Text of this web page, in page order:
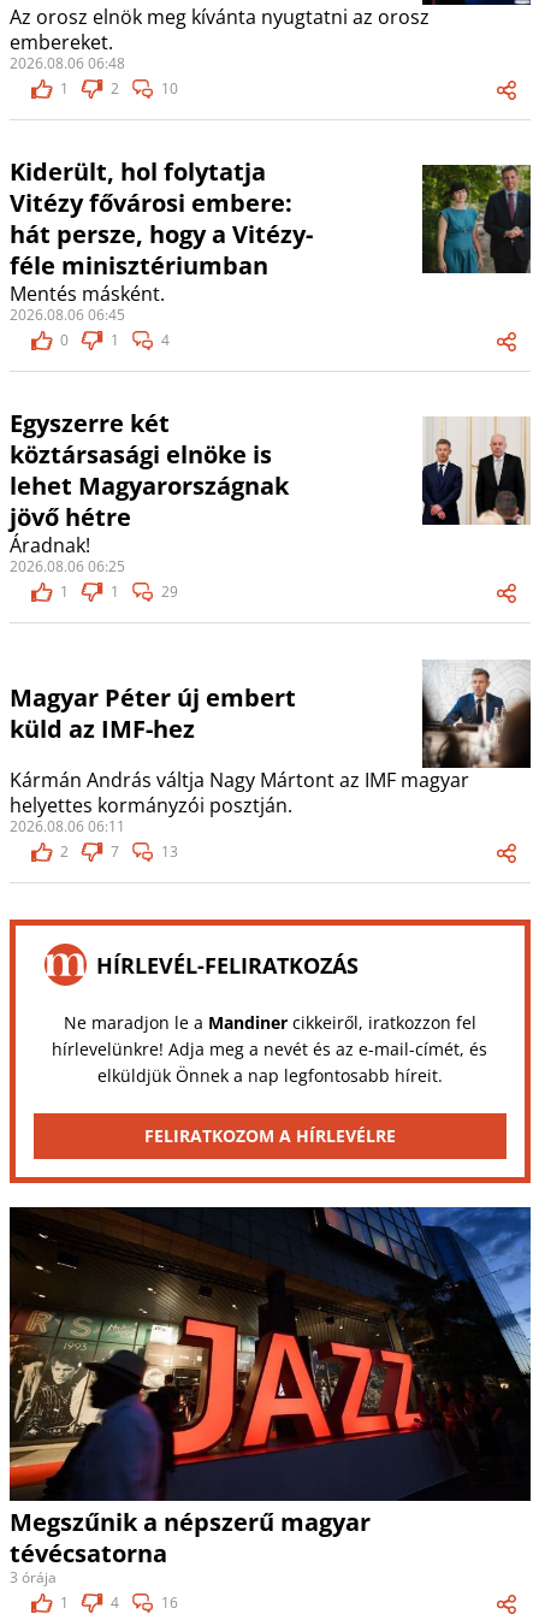
Az orosz elnök meg kívánta nyugtatni az orosz
embereket.
2026.08.06 06:48
1
2 10
Kiderült, hol folytatja
Vitézy fővárosi embere:
hát persze, hogy a Vitézy-
féle minisztériumban
Mentés másként.
2026.08.06 06:45
0
1 4
Egyszerre két
köztársasági elnöke is
lehet Magyarországnak
jövő hétre
Áradnak!
2026.08.06 06:25
1
1 29
Magyar Péter új embert
küld az IMF-hez
Kármán András váltja Nagy Mártont az IMF magyar
helyettes kormányzói posztján.
2026.08.06 06:11
2
7 13
HÍRLEVÉL-FELIRATKOZÁS
Ne maradjon le a Mandinercikkeiről, iratkozzon fel
hírlevelünkre! Adja meg a nevét és az e-mail-címét, és
elküldjük Önnek a nap legfontosabb híreit.
FELIRATKOZOM A HÍRLEVÉLRE
Megszűnik a népszerű magyar
tévécsatorna
3 órája
1
4 16